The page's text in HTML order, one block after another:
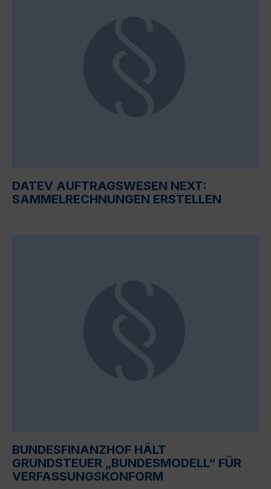
DATEV AUFTRAGSWESEN NEXT:
SAMMELRECHNUNGEN ERSTELLEN
BUNDESFINANZHOF HÄLT
GRUNDSTEUER „BUNDESMODELL“ FÜR
VERFASSUNGSKONFORM